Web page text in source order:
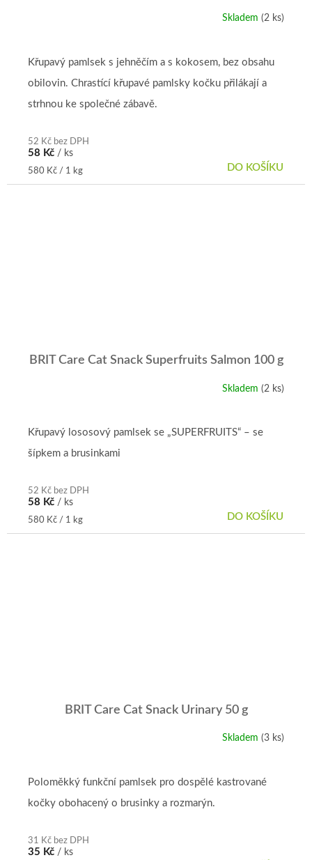
Skladem (2 ks)
52 Kč bez DPH
58 Kč / ks
Měrná
cena:
580 Kč / 1 kg DO KOŠÍKU
Křupavý pamlsek s jehněčím a s kokosem, bez obsahu
obilovin. Chrastící křupavé pamlsky kočku přilákají a
strhnou ke společné zábavě.
BRIT Care Cat Snack Superfruits Salmon 100 g
Skladem (2 ks)
52 Kč bez DPH
58 Kč / ks
Měrná
cena:
580 Kč / 1 kg DO KOŠÍKU
Křupavý lososový pamlsek se „SUPERFRUITS“ – se
šípkem a brusinkami
BRIT Care Cat Snack Urinary 50 g
Skladem (3 ks)
31 Kč bez DPH
35 Kč / ks
Poloměkký funkční pamlsek pro dospělé kastrované
kočky obohacený o brusinky a rozmarýn.